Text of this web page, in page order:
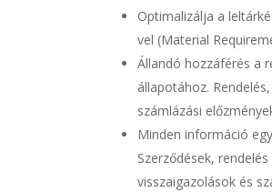
Optimalizálja a
vel (Material
Állandó hozzáférés a
állapotához.
számlázási
Minden információ
Szerződések, rendelés
visszaigazolások és